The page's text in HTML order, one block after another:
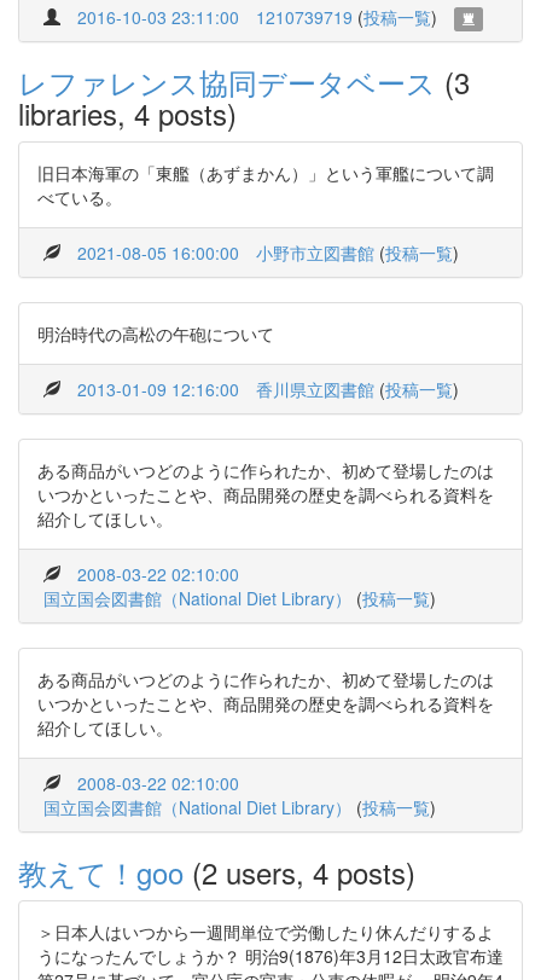
2016-10-03 23:11:00 1210739719 (投稿一覧)
レファレンス協同データベース (3
libraries, 4 posts)
旧日本海軍の「東艦（あずまかん）」という軍艦について調
べている。
2021-08-05 16:00:00 小野市立図書館 (投稿一覧)
明治時代の高松の午砲について
2013-01-09 12:16:00 香川県立図書館 (投稿一覧)
ある商品がいつどのように作られたか、初めて登場したのは
いつかといったことや、商品開発の歴史を調べられる資料を
紹介してほしい。
2008-03-22 02:10:00
国立国会図書館（National Diet Library）
(投稿一覧)
ある商品がいつどのように作られたか、初めて登場したのは
いつかといったことや、商品開発の歴史を調べられる資料を
紹介してほしい。
2008-03-22 02:10:00
国立国会図書館（National Diet Library）
(投稿一覧)
教えて！goo (2 users, 4 posts)
＞日本人はいつから一週間単位で労働したり休んだりするよ
うになったんでしょうか？ 明治9(1876)年3月12日太政官布達